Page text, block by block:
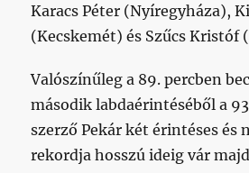
Karacs Péter (Nyíregyháza),
(Kecskemét) és Szűcs Kristóf
Valószínűleg a 89. percben
második labdaérintéséből a
szerző Pekár két érintéses és
rekordja hosszú ideig vár